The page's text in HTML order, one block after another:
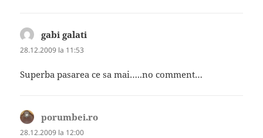
gabi galati
28.12.2009 la 11:53
Superba pasarea ce sa mai…..no comment…
porumbei.ro
28.12.2009 la 12:00